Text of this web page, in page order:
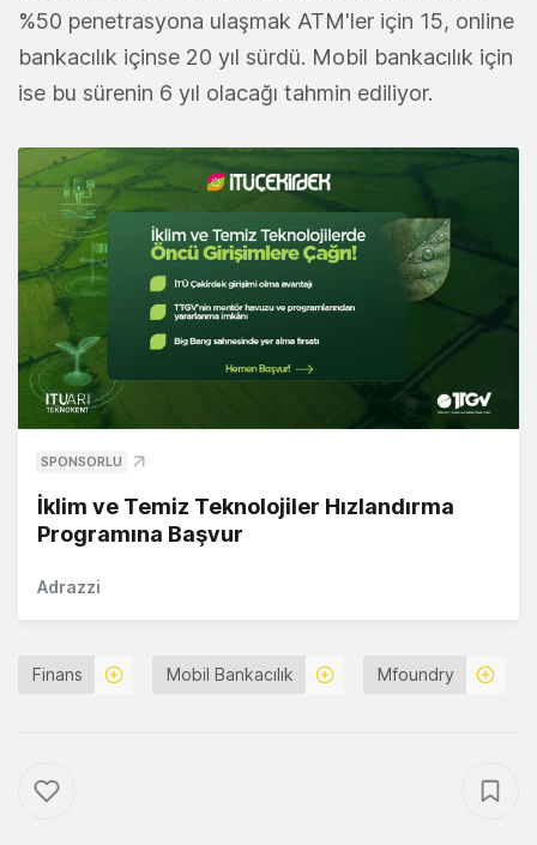
%50 penetrasyona ulaşmak ATM'ler için 15, online
bankacılık içinse 20 yıl sürdü. Mobil bankacılık için
ise bu sürenin 6 yıl olacağı tahmin ediliyor.
SPONSORLU
İklim ve Temiz Teknolojiler Hızlandırma
Programına Başvur
Adrazzi
Finans Mobil Bankacılık Mfoundry